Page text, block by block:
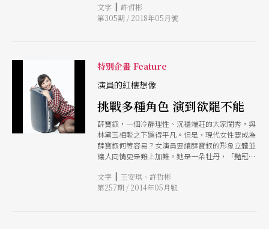
種感官「體驗」故事精髓，而他與柏林列寧廣場劇
院合作的《同情的罪》，則是其肢體性與劇場性特
文字 | 許哲彬
第305期 / 2018年05月號
特別企畫 Feature
演員的紅樓想像
挑戰多種角色 演到欲罷不能
薛寶釵，一個冷靜理性、沉穩端莊的大家閨秀，與
林黛玉相較之下顯得平凡。但是，現代女性要成為
薛寶釵何等容易？女演員要讓薛寶釵的形象立體並
讓人同情更是難上加難。她是一朵牡丹，「豔冠群
輕易能成就的呢？因為如此，薛寶釵的形象其實並
不容易呈現，卻非常值得玩味，這也是我想挑戰
文字 | 王安琪、許哲彬
第257期 / 2014年05月號